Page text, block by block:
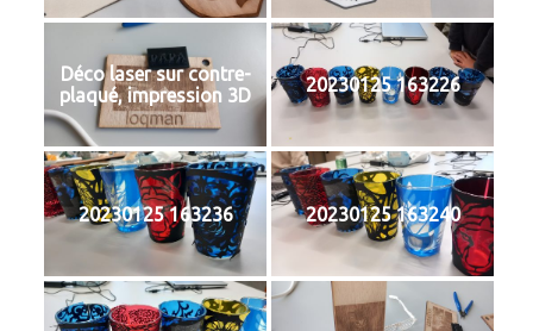
Déco laser sur contre-
plaqué, impression 3D
20230125 163226
20230125 163236 20230125 163240